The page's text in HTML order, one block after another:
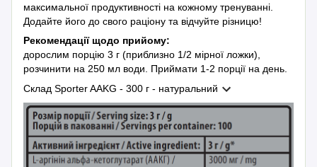
максимальної продуктивності на кожному тренуванні.
Додайте його до свого раціону та відчуйте різницю!
Рекомендації щодо прийому:
дорослим порцію 3 г (приблизно 1/2 мірної ложки),
розчинити на 250 мл води. Приймати 1-2 порції на день.
Склад Sporter AAKG - 300 г - натуральний